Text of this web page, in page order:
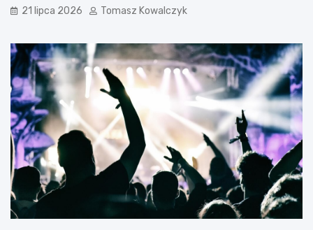
21 lipca 2026 Tomasz Kowalczyk